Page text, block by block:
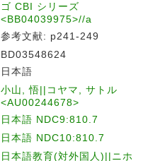
ゴ CBI シリーズ
<BB04039975>//a
参考文献: p241-249
BD03548624
日本語
小山, 悟||コヤマ, サトル
<AU00244678>
日本語 NDC9:810.7
日本語 NDC10:810.7
日本語教育(対外国人)||ニホ